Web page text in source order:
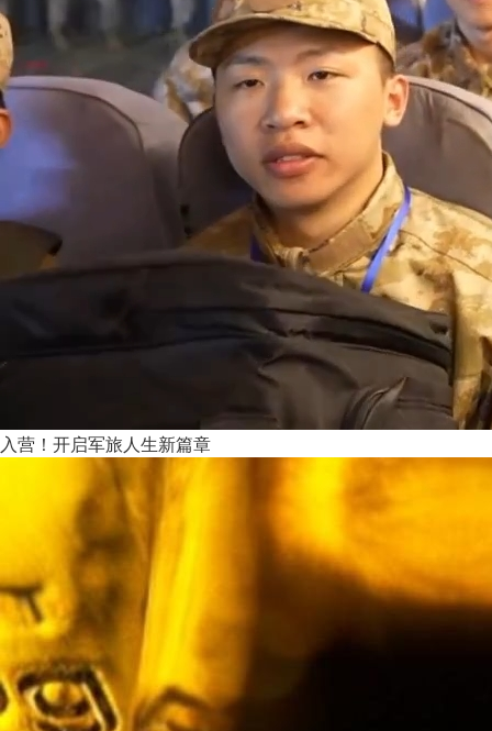
入营！开启军旅人生新篇章